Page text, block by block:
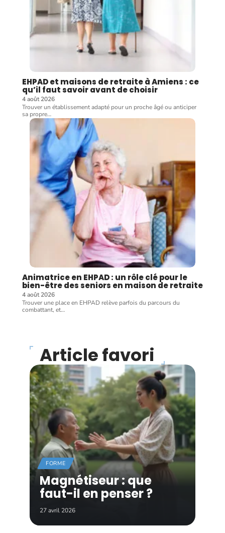
EHPAD et maisons de retraite à Amiens : ce
qu’il faut savoir avant de choisir
4 août 2026
Trouver un établissement adapté pour un proche âgé ou anticiper
sa propre…
Animatrice en EHPAD : un rôle clé pour le
bien-être des seniors en maison de retraite
4 août 2026
Trouver une place en EHPAD relève parfois du parcours du
combattant, et…
Article favori
FORME
Magnétiseur : que
faut-il en penser ?
27 avril 2026